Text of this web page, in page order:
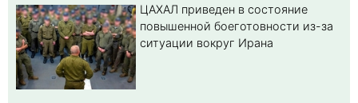
ЦАХАЛ приведен в состояние
повышенной боеготовности из-за
ситуации вокруг Ирана